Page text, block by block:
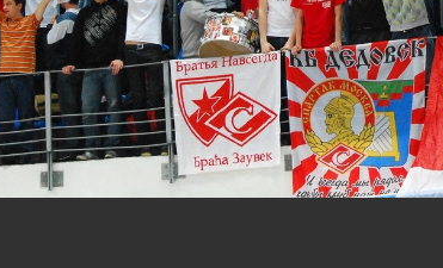
Росиии > Награждения>Сезон 2012>Спартак
по футзалу